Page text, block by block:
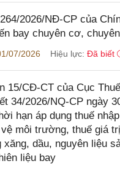
2026/NĐ-CP của
bay chuyên cơ,
07/2026 Hiệu lực: Đã biết
15/CĐ-CT của Cục
34/2026/NQ-CP ngày
hạn áp dụng thuế
môi trường, thuế giá
xăng, dầu, nguyên liệu
liệu bay